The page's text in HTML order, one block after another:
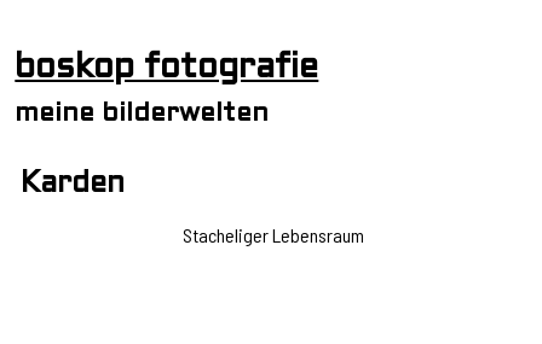
boskop fotografie
meine bilderwelten
Karden
Stacheliger Lebensraum